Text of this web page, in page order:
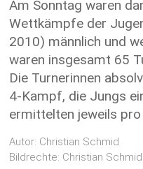
Am Sonntag waren
Wettkämpfe der
2010) männlich und
waren insgesamt 65
Die Turnerinnen
4-Kampf, die Jungs
ermittelten jeweils
Autor: Christian Schmid
Bildrechte: Christian Schmid